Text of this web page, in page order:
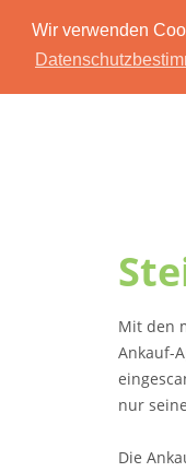
Wir verwenden
Mit den
Ankauf-
nur
Die